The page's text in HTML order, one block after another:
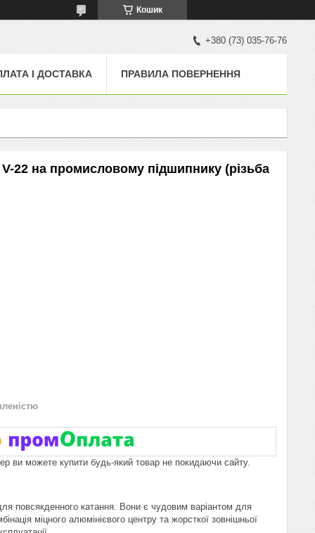
Кошик
+380 (73) 035-76-76
І ДОСТАВКА ПРАВИЛА ПОВЕРНЕННЯ
V-22 на промисловому підшипнику (різьба
ви можете купити будь-який товар не покидаючи сайту.
повсякденного катання. Вони є чудовим варіантом для
міцного алюмінієвого центру та жорсткої зовнішньої